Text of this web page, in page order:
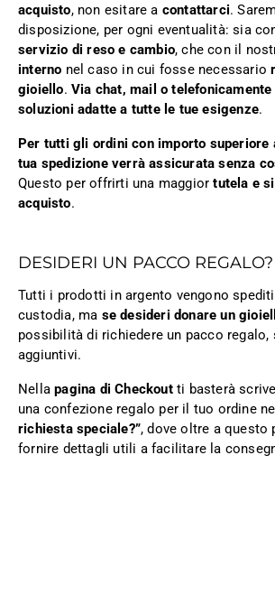
acquisto, non esitare a contattarci.
disposizione, per ogni eventualità: sia
servizio di reso e cambio, che con il
interno nel caso in cui fosse necessario
gioiello.Via chat, mail o
soluzioni adatte a tutte le tue esigenze.
Per tutti gli ordini con importo superiore
tua spedizione verrà assicurata senza
Questo per offrirti una maggiortutela e
acquisto.
DESIDERI UN PACCO REGALO?
Tutti i prodotti in argento vengono
custodia, ma se desideri donare un
possibilità di richiedere un pacco regalo,
aggiuntivi.
Nellapagina di Checkoutti basterà
una confezione regalo per il tuo ordine
richiesta speciale?”, dove oltre a questo
fornire dettagli utili a facilitare la